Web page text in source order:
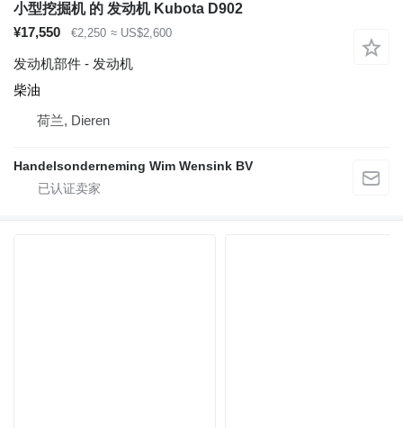
小型挖掘机 的 发动机 Kubota D902
¥17,550
€2,250 ≈ US$2,600
发动机部件 - 发动机
柴油
荷兰, Dieren
Handelsonderneming Wim Wensink BV